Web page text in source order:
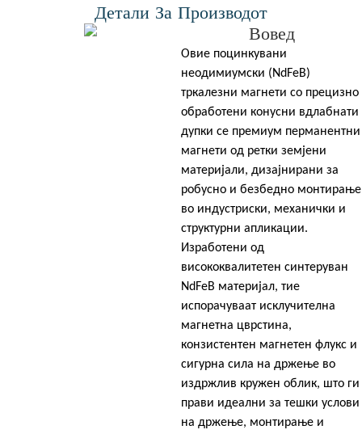
Детали За Производот
Вовед
Овие поцинкувани
неодимиумски (NdFeB)
тркалезни магнети со прецизно
обработени конусни вдлабнати
дупки се премиум перманентни
магнети од ретки земјени
материјали, дизајнирани за
робусно и безбедно монтирање
во индустриски, механички и
структурни апликации.
Изработени од
висококвалитетен синтеруван
NdFeB материјал, тие
испорачуваат исклучителна
магнетна цврстина,
конзистентен магнетен флукс и
сигурна сила на држење во
издржлив кружен облик, што ги
прави идеални за тешки услови
на држење, монтирање и